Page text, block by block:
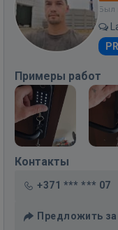
Был
Примеры работ
Контакты
+371 *** *** 07
Предложить